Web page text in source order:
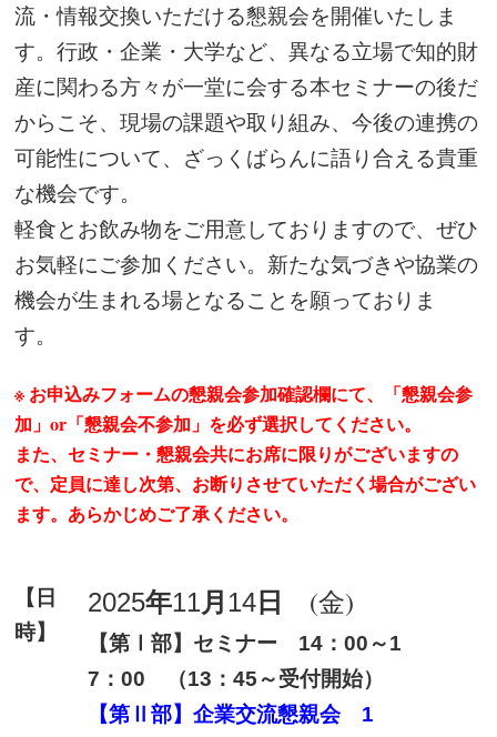
流・情報交換いただける懇親会を開催いたしま
す。行政・企業・大学など、異なる立場で知的財
産に関わる方々が一堂に会する本セミナーの後だ
からこそ、現場の課題や取り組み、今後の連携の
可能性について、ざっくばらんに語り合える貴重
な機会です。
軽食とお飲み物をご用意しておりますので、ぜひ
お気軽にご参加ください。 新たな気づきや協業の
機会が生まれる場となることを願っておりま
す。
※ お申込みフォームの懇親会参加確認欄にて、「懇親会参
加」or「懇親会不参加」を必ず選択してください。
また、セミナー・懇親会共にお席に限りがございますの
で、定員に達し次第、お断りさせていただく場合がござい
ます。あらかじめご了承ください。
【日
時】
2025年11月14日 (金)
【第Ⅰ部】セミナー 14 ：00 ～1
7 ：00 （13 ：45 ～受付開始）
【第Ⅱ部】企業交流懇親会
1